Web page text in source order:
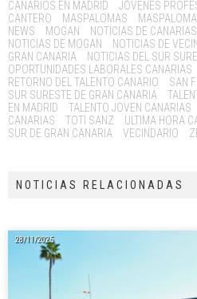
CANARIOS EN MADRID
JÓVENES
CANTERO
MASPALOMAS
NEWS
MOGAN NOTICIAS DE CANARIAS
NOTICIAS DE MOGAN
NOTICIAS DE
GRAN CANARIA
NOTICIAS DEL SUR
OPORTUNIDADES LABORALES CANARIAS
RETORNO DEL TALENTO CANARIO
SAN
SUR SURESTE DE GRAN CANARIA
EN MADRID
TALENTO JOVEN CANARIAS
CANARIAS
TOTI SANZ ULTIMA HORA
SUR DE GRAN CANARIA
VECINDARIO
NOTICIAS RELACIONADAS
28/11/2025